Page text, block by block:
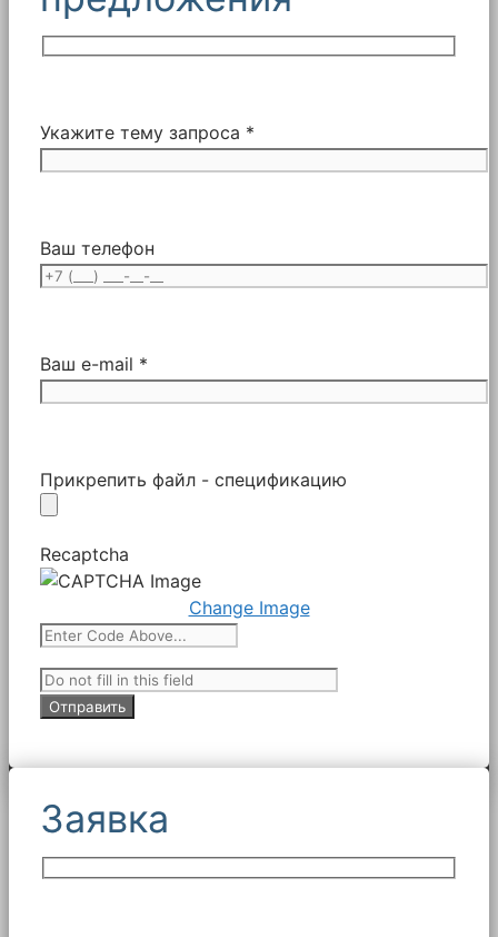
Укажите тему запроса *
Ваш телефон
Ваш e-mail *
Прикрепить файл - спецификацию
Recaptcha
Change Image
Заявка